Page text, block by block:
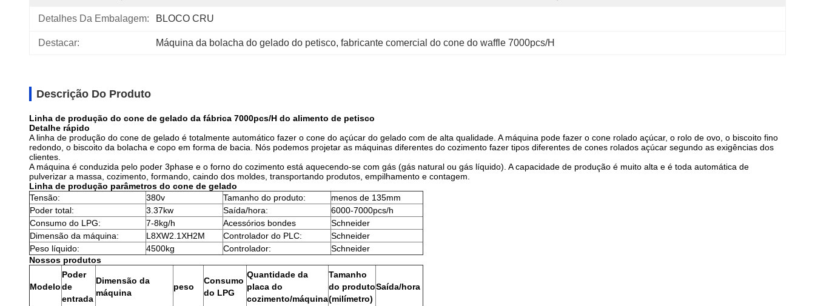
Detalhes Da Embalagem: BLOCO CRU
Destacar: Máquina da bolacha do gelado do petisco, fabricante comercial do cone do waffle 7000pcs/H
Descrição Do Produto
Linha de produção do cone de gelado da fábrica 7000pcs/H do alimento de petisco
Detalhe rápido
A linha de produção do cone de gelado é totalmente automático fazer o cone do açúcar do gelado com de alta qualidade. A máquina pode fazer o cone rolado açúcar, o rolo de ovo, o biscoito fino
redondo, o biscoito da bolacha e copo em forma de bacia. Nós podemos projetar as máquinas diferentes do cozimento fazer tipos diferentes de cones rolados açúcar segundo as exigências dos
clientes.
A máquina é conduzida pelo poder 3phase e o forno do cozimento está aquecendo-se com gás (gás natural ou gás líquido). A capacidade de produção é muito alta e é toda automática de
pulverizar a massa, cozimento, formando, caindo dos moldes, transportando produtos, empilhamento e contagem.
Linha de produção parâmetros do cone de gelado
Tensão:
380v Tamanho do produto:
menos de 135mm
Poder total:
3.37kw Saída/hora:
6000-7000pcs/h
Consumo do LPG:
7-8kg/h Acessórios bondes
Schneider
Dimensão da máquina:
L8XW2.1XH2M Controlador do PLC:
Schneider
Peso líquido:
4500kg Controlador:
Schneider
Nossos produtos
Modelo
Poder
de
entrada
Dimensão da
máquina
peso
Consumo
do LPG
Quantidade da
placa do
cozimento/máquina
Tamanho
do produto
(milímetro)
Saída/hora